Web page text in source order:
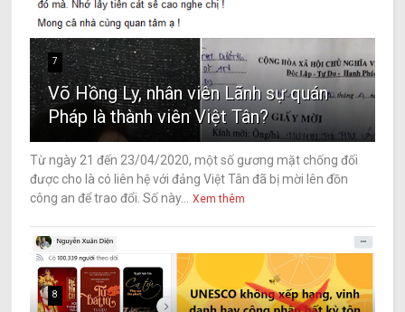
7
Võ Hồng Ly, nhân viên Lãnh sự quán
Pháp là thành viên Việt Tân?
Từ ngày 21 đến 23/04/2020, một số gương mặt chống đối
được cho là có liên hệ với đảng Việt Tân đã bị mời lên đồn
công an để trao đổi. Số này...
Xem thêm
8